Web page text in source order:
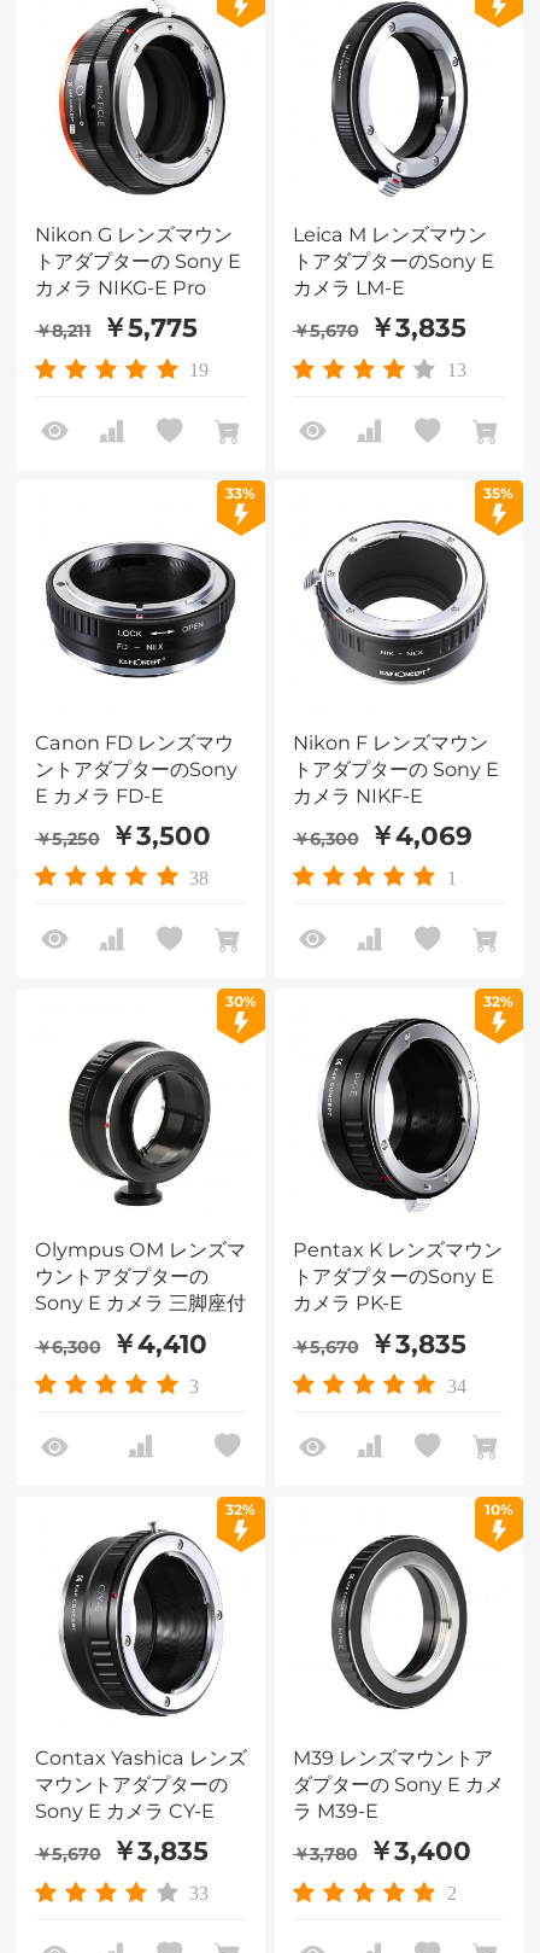
Nikon G レンズマウン
トアダプターの Sony E
カメラ NIKG-E Pro
￥8,211 ￥5,775
19
Leica M レンズマウン
トアダプターのSony E
カメラ LM-E
￥5,670 ￥3,835
13
33%
Canon FD レンズマウ
ントアダプターのSony
E カメラ FD-E
￥5,250 ￥3,500
38
35%
Nikon F レンズマウン
トアダプターの Sony E
カメラ NIKF-E
￥6,300 ￥4,069
1
30%
Olympus OM レンズマ
ウントアダプターの
Sony E カメラ 三脚座付
￥6,300 ￥4,410
3
32%
Pentax K レンズマウン
トアダプターのSony E
カメラ PK-E
￥5,670 ￥3,835
34
32%
Contax Yashica レンズ
マウントアダプターの
Sony E カメラ CY-E
￥5,670 ￥3,835
33
10%
M39 レンズマウントア
ダプターの Sony E カメ
ラ M39-E
￥3,780 ￥3,400
2